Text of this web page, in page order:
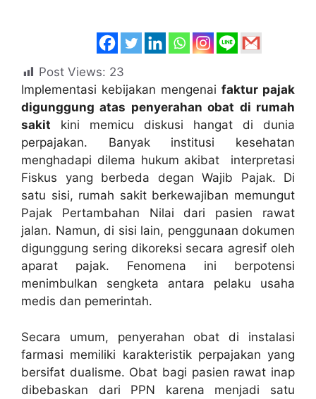
Post Views: 23
Implementasi kebijakan mengenai faktur pajak
digunggung atas penyerahan obat di rumah
sakit kini memicu diskusi hangat di dunia
perpajakan. Banyak institusi kesehatan
menghadapi dilema hukum akibat interpretasi
Fiskus yang berbeda degan Wajib Pajak. Di
satu sisi, rumah sakit berkewajiban memungut
Pajak Pertambahan Nilai dari pasien rawat
jalan. Namun, di sisi lain, penggunaan dokumen
digunggung sering dikoreksi secara agresif oleh
aparat pajak. Fenomena ini berpotensi
menimbulkan sengketa antara pelaku usaha
medis dan pemerintah.
Secara umum, penyerahan obat di instalasi
farmasi memiliki karakteristik perpajakan yang
bersifat dualisme. Obat bagi pasien rawat inap
dibebaskan dari PPN karena menjadi satu